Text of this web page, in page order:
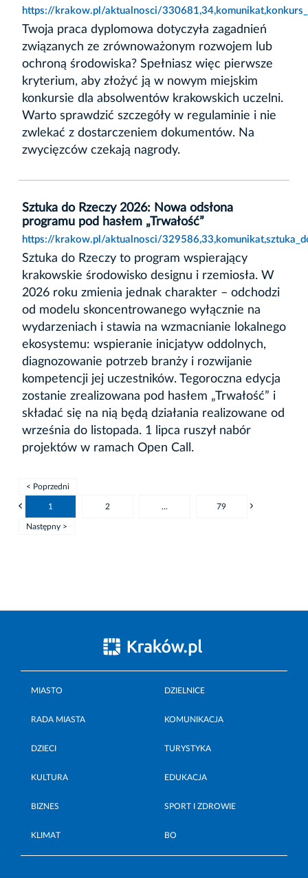
https://krakow.pl/aktualnosci/
Twoja praca dyplomowa dotyczyła zagadnień
związanych ze zrównoważonym rozwojem lub
ochroną środowiska? Spełniasz więc pierwsze
kryterium, aby złożyć ją w nowym miejskim
konkursie dla absolwentów krakowskich uczelni.
Warto sprawdzić szczegóły w regulaminie i nie
zwlekać z dostarczeniem dokumentów. Na
zwycięzców czekają nagrody.
Sztuka do Rzeczy 2026: Nowa odsłona
programu pod hasłem „Trwałość”
https://krakow.pl/aktualnosci/
Sztuka do Rzeczy to program wspierający
krakowskie środowisko designu i rzemiosła. W
2026 roku zmienia jednak charakter – odchodzi
od modelu skoncentrowanego wyłącznie na
wydarzeniach i stawia na wzmacnianie lokalnego
ekosystemu: wspieranie inicjatyw oddolnych,
diagnozowanie potrzeb branży i rozwijanie
kompetencji jej uczestników. Tegoroczna edycja
zostanie zrealizowana pod hasłem „Trwałość” i
składać się na nią będą działania realizowane od
września do listopada. 1 lipca ruszył nabór
projektów w ramach Open Call.
< Poprzedni
1 2 ... 79
Następny >
MIASTO DZIELNICE
RADA MIASTA KOMUNIKACJA
DZIECI TURYSTYKA
KULTURA EDUKACJA
BIZNES SPORT I ZDROWIE
KLIMAT BO